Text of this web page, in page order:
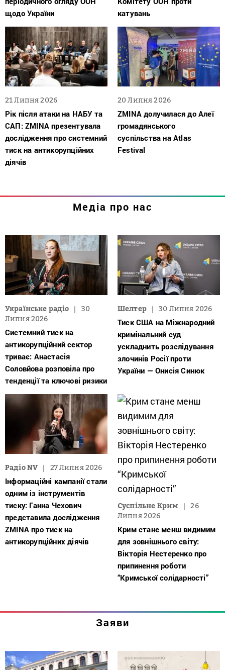
щодо України
катувань
21 Липня 2026
Рік після атаки на НАБУ та
САП: ZMINA презентувала
дослідження про системний
тиск на антикорупційних
діячів
20 Липня 2026
ZMINA долучилася до Алеї
громадянського
суспільства на Atlas
Festival
Медіа про нас
Українське радіо
30
Липня 2026
Системний тиск на
антикорупційний сектор
триває: Анастасія
Соловйова розповіла про
тенденції та ключові ризики
Шелтер 30 Липня 2026
Тиск США на Міжнародний
кримінальний суд
ускладнить розслідування
злочинів Росії проти
України — Онисія Синюк
Радіо NV 27 Липня 2026
Інформаційні кампанії стали
одним із інструментів
тиску: Ганна Чехович
представила дослідження
ZMINA про тиск на
антикорупційних діячів
Суспільне Крим
26
Липня 2026
Крим стане менш видимим
для зовнішнього світу:
Вікторія Нестеренко про
припинення роботи
“Кримської солідарності”
Заяви